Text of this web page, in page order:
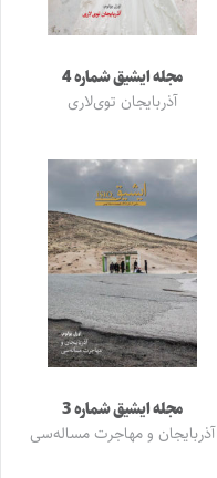
مجله ایشیق شماره 4
آذربایجان توی‌لاری
مجله ایشیق شماره 3
آذربایجان و مهاجرت مساله‌سی